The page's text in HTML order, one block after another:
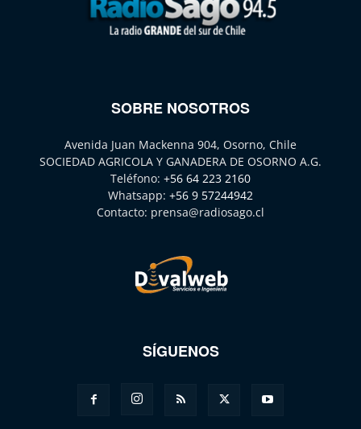
SOBRE NOSOTROS
Avenida Juan Mackenna 904, Osorno, Chile
SOCIEDAD AGRICOLA Y GANADERA DE OSORNO A.G.
Teléfono: +56 64 223 2160
Whatsapp: +56 9 57244942
Contacto: prensa@radiosago.cl
SÍGUENOS